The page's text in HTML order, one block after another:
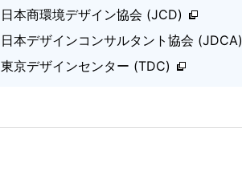
日本商環境デザイン協会 (JCD)
日本デザインコンサルタント協会 (JDCA)
東京デザインセンター (TDC)